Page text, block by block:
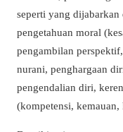
seperti yang
pengetahuan moral
pengambilan
nurani, penghargaan
pengendalian diri,
(kompetensi, kemauan,